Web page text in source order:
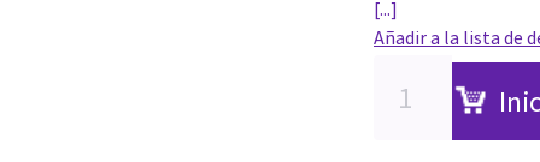
[...]
Añadir a la lista de